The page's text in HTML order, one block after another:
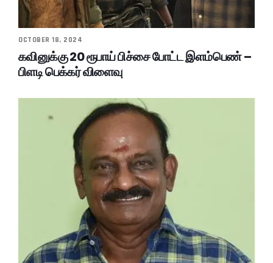
OCTOBER 18, 2024
கவினுக்கு 20 ரூபாய் பிச்சை போட்ட இளம்பெண் –
பிளடி பெக்கர் விளைவு